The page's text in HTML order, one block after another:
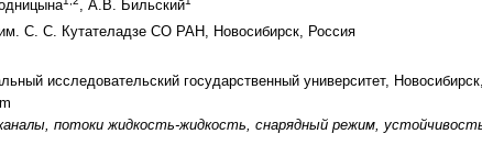
, А.В. Бильский
С. С. Кутателадзе СО РАН, Новосибирск, Россия
исследовательский государственный университет,
потоки жидкость-жидкость, снарядный режим,